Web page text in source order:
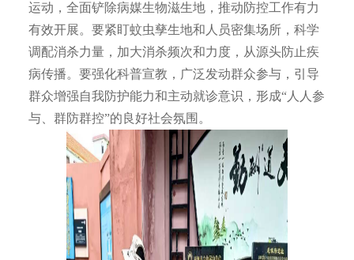
运动，全面铲除病媒生物滋生地，推动防控工作有力
有效开展。要紧盯蚊虫孳生地和人员密集场所，科学
调配消杀力量，加大消杀频次和力度，从源头防止疾
病传播。要强化科普宣教，广泛发动群众参与，引导
群众增强自我防护能力和主动就诊意识，形成“人人参
与、群防群控”的良好社会氛围。